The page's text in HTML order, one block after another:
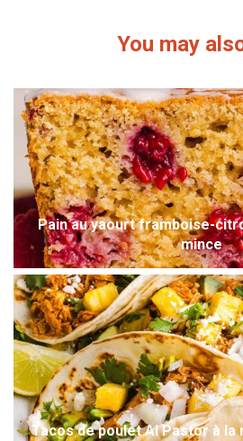
You may
Pain au yaourt framboise-
mince
Tacos de poulet Al Pastor à la